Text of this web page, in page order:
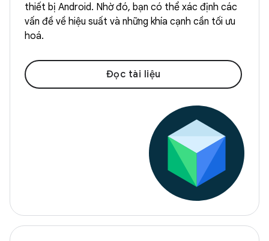
thiết bị Android. Nhờ đó, bạn có thể xác định các
vấn đề về hiệu suất và những khía cạnh cần tối ưu
hoá.
Đọc tài liệu